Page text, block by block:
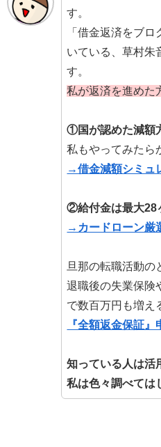
す。
「借金返済をブ
いている、草村朱
す。
私が返済を進めた
①国が認めた減額
私もやってみたら
→借金減額シミュ
②給付金は最大28
→カードローン厳
旦那の転職活動の
退職後の失業保険
で数百万円も増え
『全額返金保証
知っている人は活
私は色々調べては